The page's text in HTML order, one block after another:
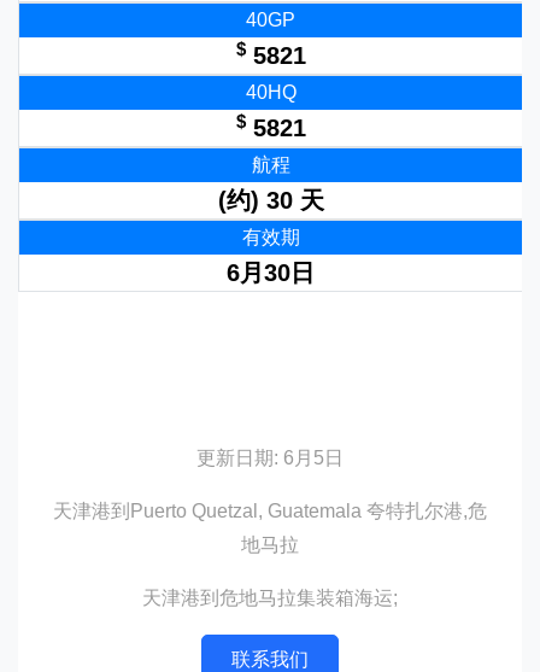
40GP
$5821
40HQ
$5821
航程
(约) 30 天
有效期
6月30日
更新日期: 6月5日
天津港到Puerto Quetzal, Guatemala 夸特扎尔港,危
地马拉
天津港到危地马拉集装箱海运;
联系我们